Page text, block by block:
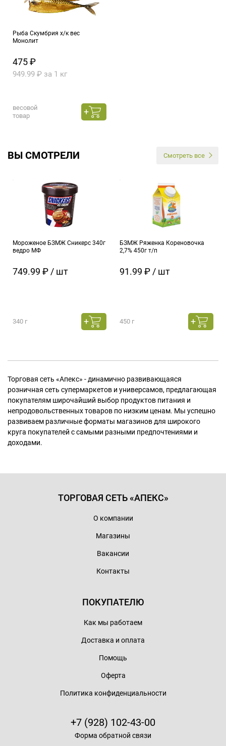
Рыба Скумбрия х/к вес
Монолит
475 ₽
949.99 ₽ за 1 кг
весовой
товар
ВЫ СМОТРЕЛИ Смотреть все
Мороженое БЗМЖ Сникерс 340г
ведро МФ
749.99 ₽ / шт
340 г
БЗМЖ Ряженка Кореновочка
2,7% 450г т/п
91.99 ₽ / шт
450 г
Торговая сеть «Апекс» - динамично развивающаяся
розничная сеть супермаркетов и универсамов, предлагающая
покупателям широчайший выбор продуктов питания и
непродовольственных товаров по низким ценам. Мы успешно
развиваем различные форматы магазинов для широкого
круга покупателей с самыми разными предпочтениями и
доходами.
ТОРГОВАЯ СЕТЬ «АПЕКС»
О компании
Магазины
Вакансии
Контакты
ПОКУПАТЕЛЮ
Как мы работаем
Доставка и оплата
Помощь
Оферта
Политика конфиденциальности
+7 (928) 102-43-00
Форма обратной связи